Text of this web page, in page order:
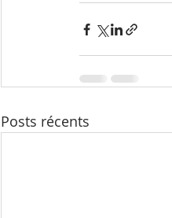
Posts récents